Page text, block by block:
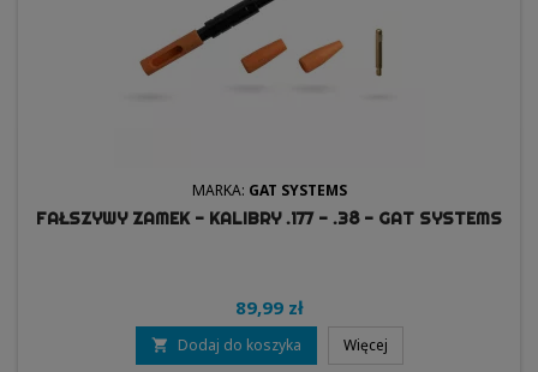
MARKA: GAT SYSTEMS
FAŁSZYWY ZAMEK - KALIBRY .177 - .38 - GAT SYSTEMS
89,99 zł
 Dodaj do koszyka Więcej